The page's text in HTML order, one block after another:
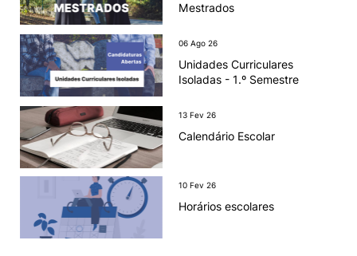
Mestrados
06 Ago 26
Unidades Curriculares
Isoladas - 1.º Semestre
13 Fev 26
Calendário Escolar
10 Fev 26
Horários escolares